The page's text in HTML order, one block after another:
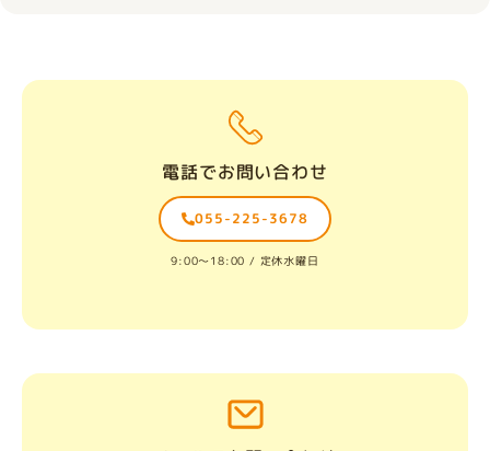
電話でお問い合わせ
055-225-3678
9:00〜18:00 / 定休水曜日